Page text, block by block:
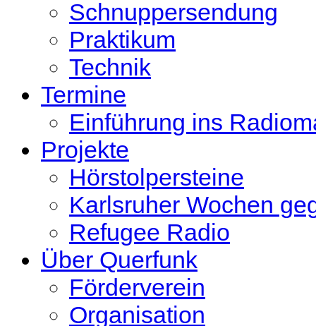
Schnuppersendung
Praktikum
Technik
Termine
Einführung ins
Projekte
Hörstolpersteine
Karlsruher Wochen
Refugee Radio
Über Querfunk
Förderverein
Organisation